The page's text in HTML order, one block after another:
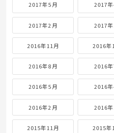
2017年5月 2017
2017年2月 2017
2016年11月 2016年
2016年8月 2016
2016年5月 2016
2016年2月 2016
2015年11月 2015年